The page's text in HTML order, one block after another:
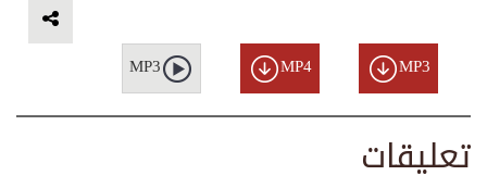
MP3
MP4
MP3
تعليقات